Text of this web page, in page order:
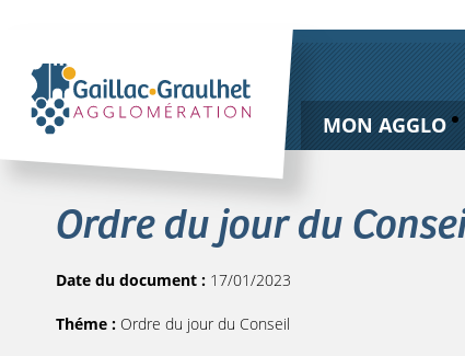
MON AGGLO
Ordre du jour du
Date du document : 17/01/2023
Théme : Ordre du jour du Conseil